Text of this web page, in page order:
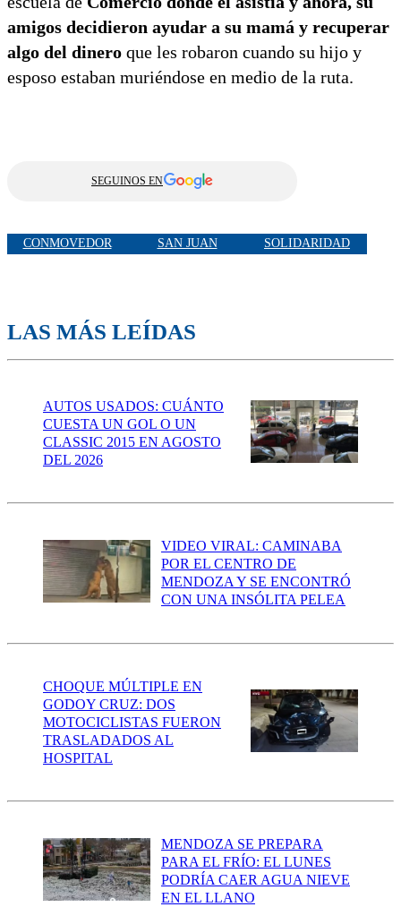
amigos decidieron ayudar a su mamá y recuperar
algo del dinero que les robaron cuando su hijo y
esposo estaban muriéndose en medio de la ruta.
SEGUINOS EN
CONMOVEDOR SAN JUAN SOLIDARIDAD
LAS MÁS LEÍDAS
AUTOS USADOS: CUÁNTO
CUESTA UN GOL O UN
CLASSIC 2015 EN AGOSTO
DEL 2026
VIDEO VIRAL: CAMINABA
POR EL CENTRO DE
MENDOZA Y SE ENCONTRÓ
CON UNA INSÓLITA PELEA
CHOQUE MÚLTIPLE EN
GODOY CRUZ: DOS
MOTOCICLISTAS FUERON
TRASLADADOS AL
HOSPITAL
MENDOZA SE PREPARA
PARA EL FRÍO: EL LUNES
PODRÍA CAER AGUA NIEVE
EN EL LLANO